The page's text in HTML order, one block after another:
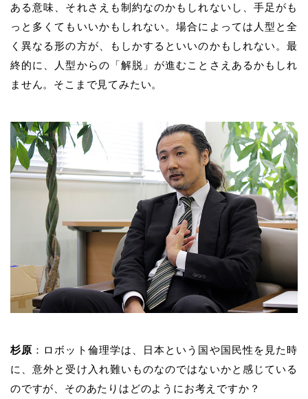
ある意味、それさえも制約なのかもしれないし、手足がも
っと多くてもいいかもしれない。場合によっては人型と全
く異なる形の方が、もしかするといいのかもしれない。最
終的に、人型からの「解脱」が進むことさえあるかもしれ
ません。そこまで見てみたい。
杉原 ： ロボット倫理学は、日本という国や国民性を見た時
に、意外と受け入れ難いものなのではないかと感じている
のですが、そのあたりはどのようにお考えですか？